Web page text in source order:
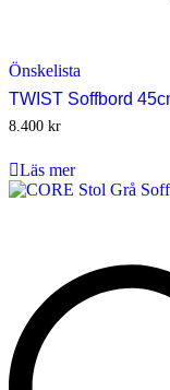
Önskelista
TWIST Soffbord
8.400 kr
Läs mer